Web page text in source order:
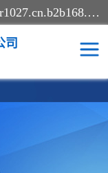
深圳中瑞仪科电子有限公司（zhongr1027.cn.b2b168.com）主要从事回收二手仪器，工厂仪器，回收示波器，KeysightE4980A，FLUKE754，MT8852B，IFR3920，Agilent N4010A，MT8852B等业务，全国统一热线：13570873835。深圳中瑞仪科电子有限公司整批或单出，专业评估高价回收工厂闲置仪器。
司